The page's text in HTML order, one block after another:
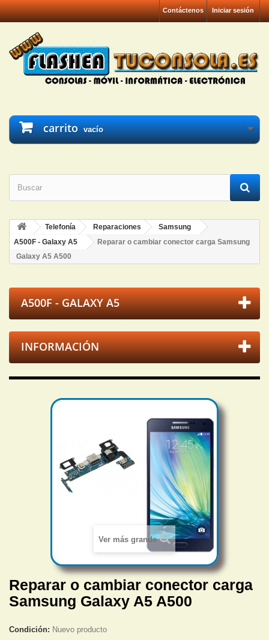
Iniciar sesión
Contáctenos
carrito vacío
Telefonía Reparaciones
Samsung
A500F - Galaxy A5
Reparar o cambiar conector carga Samsung
Galaxy A5 A500
A500F - GALAXY A5
INFORMACIÓN
Ver más grande
Reparar o cambiar conector carga
Samsung Galaxy A5 A500
Condición: Nuevo producto